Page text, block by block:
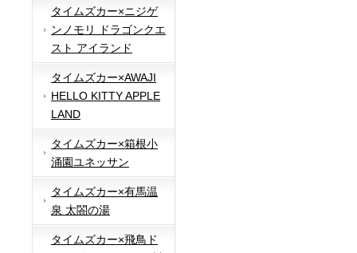
タイムズカー×ニジゲ
ンノモリ ドラゴンクエ
スト アイランド
タイムズカー×AWAJI
HELLO KITTY APPLE
LAND
タイムズカー×箱根小
涌園ユネッサン
タイムズカー×有馬温
泉 太閤の湯
タイムズカー×飛鳥ド